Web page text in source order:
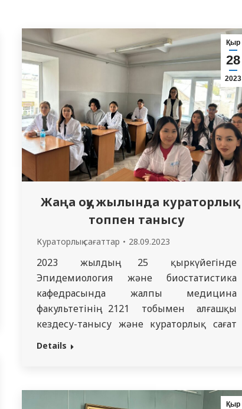
Қыр
28
2023
Жаңа оқу жылында кураторлық
топпен танысу
Кураторлық сағаттар 28.09.2023
2023 жылдың 25 қыркүйегінде
Эпидемиология және биостатистика
кафедрасында жалпы медицина
факультетінің 2121 тобымен алғашқы
кездесу-танысу және кураторлық сағат
кафедра оқытушысы Қанат Дидары
университеттегі тәртіп ережелерімен,
Details
Қыр